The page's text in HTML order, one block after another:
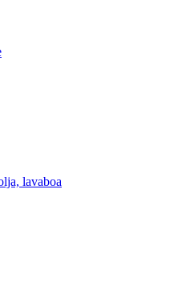
lavaboa